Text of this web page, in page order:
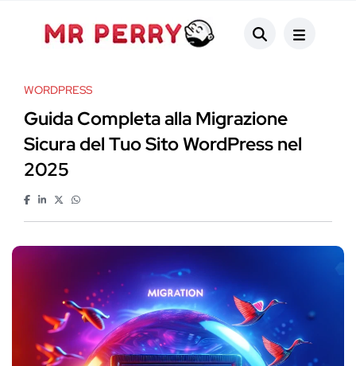
WORDPRESS
Guida Completa alla Migrazione
Sicura del Tuo Sito WordPress nel
2025